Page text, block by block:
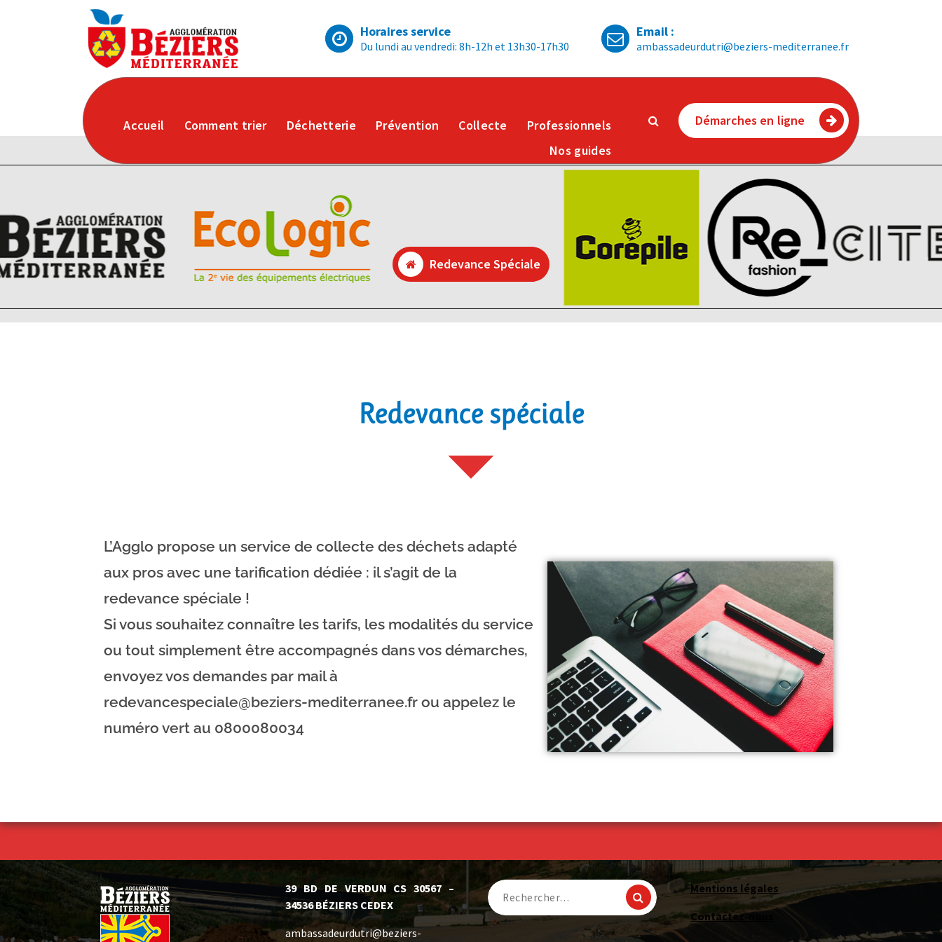
Horaires service
Du lundi au vendredi: 8h-12h et 13h30-17h30
Email :
ambassadeurdutri@beziers-mediterranee.fr
Accueil Comment trier Déchetterie Prévention Collecte
Professionnels
Nos guides
Démarches en ligne
Redevance Spéciale
Redevance Spéciale
Redevance spéciale
L’Agglo propose un service de collecte des déchets adapté
aux pros avec une tarification dédiée : il s’agit de la
redevance spéciale !
Si vous souhaitez connaître les tarifs, les modalités du service
ou tout simplement être accompagnés dans vos démarches,
envoyez vos demandes par mail à
redevancespeciale@beziers-mediterranee.fr ou appelez le
numéro vert au 0800080034
39 BD DE VERDUN CS 30567 –
34536 BÉZIERS CEDEX
ambassadeurdutri@beziers-
Mentions légales
Contactez-nous